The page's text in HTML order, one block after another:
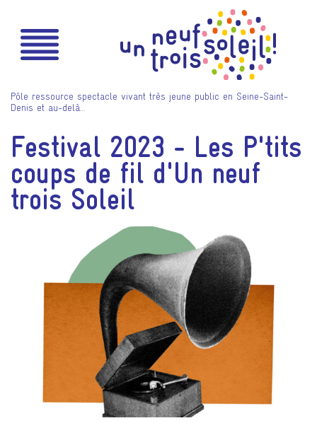
Pôle ressource spectacle vivant très jeune public en Seine-Saint-
Denis et au-delà…
Festival 2023 - Les P'tits
coups de fil d'Un neuf
trois Soleil